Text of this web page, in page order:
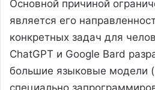
Основной причиной
является его
конкретных задач для
ChatGPT и Google Bard
большие языковые модели
специально